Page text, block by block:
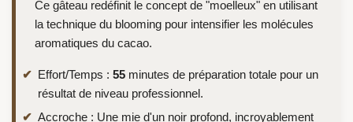
Ce gâteau redéfinit le concept de "moelleux" en utilisant
la technique du blooming pour intensifier les molécules
aromatiques du cacao.
Effort/Temps : 55 minutes de préparation totale pour un
résultat de niveau professionnel.
Accroche : Une mie d'un noir profond, incroyablement